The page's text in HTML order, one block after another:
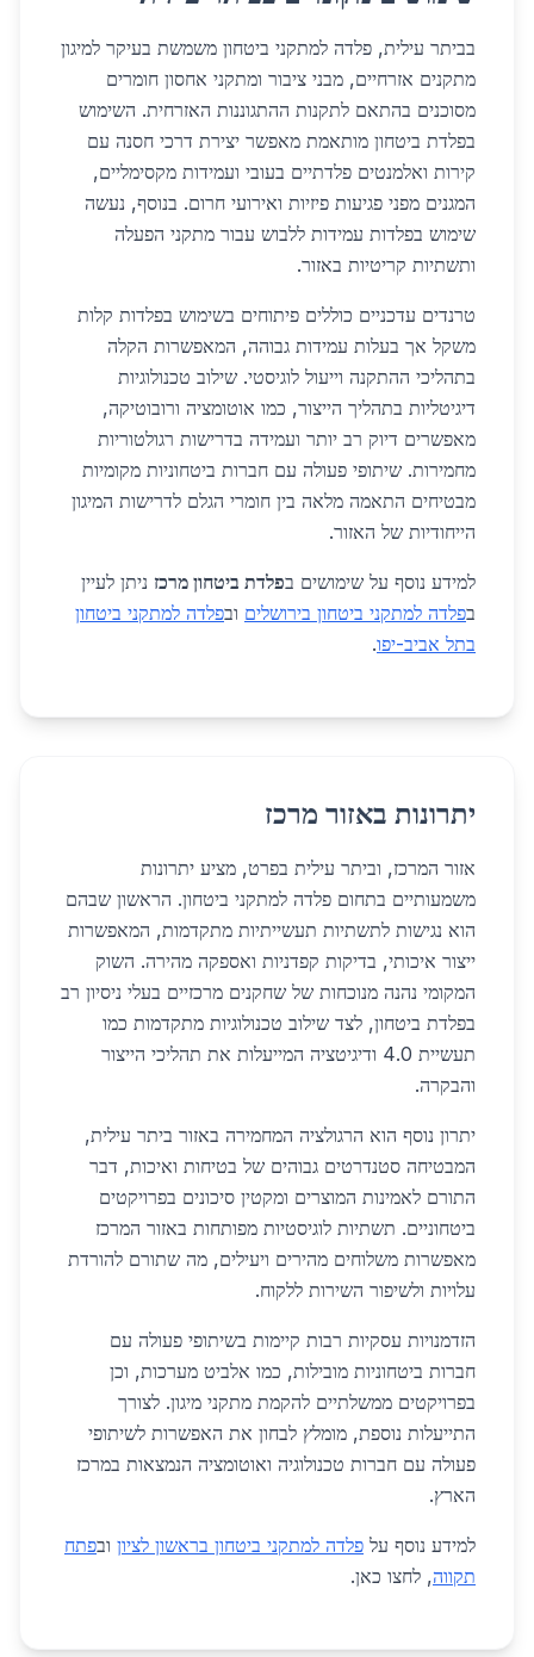
בביתר עילית, פלדה למתקני ביטחון משמשת בעיקר למיגון
מתקנים אזרחיים, מבני ציבור ומתקני אחסון חומרים
מסוכנים בהתאם לתקנות ההתגוננות האזרחית. השימוש
בפלדת ביטחון מותאמת מאפשר יצירת דרכי חסנה עם
קירות ואלמנטים פלדתיים בעובי ועמידות מקסימליים,
המגנים מפני פגיעות פיזיות ואירועי חרום. בנוסף, נעשה
שימוש בפלדות עמידות ללבוש עבור מתקני הפעלה
ותשתיות קריטיות באזור.
טרנדים עדכניים כוללים פיתוחים בשימוש בפלדות קלות
משקל אך בעלות עמידות גבוהה, המאפשרות הקלה
בתהליכי ההתקנה וייעול לוגיסטי. שילוב טכנולוגיות
דיגיטליות בתהליך הייצור, כמו אוטומציה ורובוטיקה,
מאפשרים דיוק רב יותר ועמידה בדרישות רגולטוריות
מחמירות. שיתופי פעולה עם חברות ביטחוניות מקומיות
מבטיחים התאמה מלאה בין חומרי הגלם לדרישות המיגון
הייחודיות של האזור.
למידע נוסף על שימושים בפלדת ביטחון מרכז ניתן לעיין
בפלדה למתקני ביטחון בירושלים ובפלדה למתקני ביטחון
בתל אביב-יפו.
יתרונות באזור מרכז
אזור המרכז, וביתר עילית בפרט, מציע יתרונות
משמעותיים בתחום פלדה למתקני ביטחון. הראשון שבהם
הוא נגישות לתשתיות תעשייתיות מתקדמות, המאפשרות
ייצור איכותי, בדיקות קפדניות ואספקה מהירה. השוק
המקומי נהנה מנוכחות של שחקנים מרכזיים בעלי ניסיון רב
בפלדת ביטחון, לצד שילוב טכנולוגיות מתקדמות כמו
תעשיית 4.0 ודיגיטציה המייעלות את תהליכי הייצור
והבקרה.
יתרון נוסף הוא הרגולציה המחמירה באזור ביתר עילית,
המבטיחה סטנדרטים גבוהים של בטיחות ואיכות, דבר
התורם לאמינות המוצרים ומקטין סיכונים בפרויקטים
ביטחוניים. תשתיות לוגיסטיות מפותחות באזור המרכז
מאפשרות משלוחים מהירים ויעילים, מה שתורם להורדת
עלויות ולשיפור השירות ללקוח.
הזדמנויות עסקיות רבות קיימות בשיתופי פעולה עם
חברות ביטחוניות מובילות, כמו אלביט מערכות, וכן
בפרויקטים ממשלתיים להקמת מתקני מיגון. לצורך
התייעלות נוספת, מומלץ לבחון את האפשרות לשיתופי
פעולה עם חברות טכנולוגיה ואוטומציה הנמצאות במרכז
הארץ.
למידע נוסף על פלדה למתקני ביטחון בראשון לציון ובפתח
תקווה, לחצו כאן.